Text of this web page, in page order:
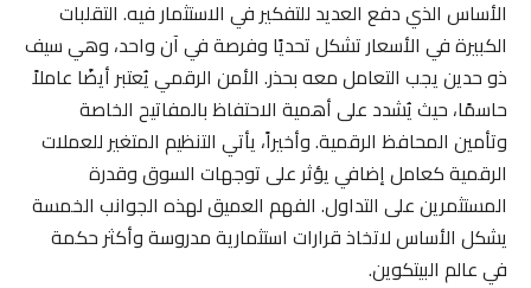
الأساس الذي دفع العديد للتفكير في الاستثمار فيه. التقلبات
الكبيرة في الأسعار تشكل تحديًا وفرصة في آن واحد، وهي سيف
ذو حدين يجب التعامل معه بحذر. الأمن الرقمي يُعتبر أيضًا عاملاً
حاسمًا، حيث يُشدد على أهمية الاحتفاظ بالمفاتيح الخاصة
وتأمين المحافظ الرقمية. وأخيراً، يأتي التنظيم المتغير للعملات
الرقمية كعامل إضافي يؤثر على توجهات السوق وقدرة
المستثمرين على التداول. الفهم العميق لهذه الجوانب الخمسة
يشكل الأساس لاتخاذ قرارات استثمارية مدروسة وأكثر حكمة
في عالم البيتكوين.